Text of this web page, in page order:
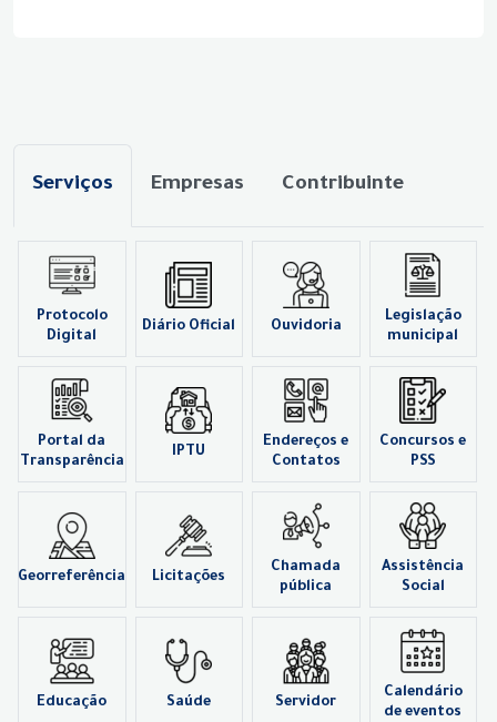
Serviços Empresas Contribuinte
Protocolo
Digital
Diário Oficial Ouvidoria
Legislação
municipal
Portal da
Transparência
IPTU
Endereços e
Contatos
Concursos e
PSS
Georreferência Licitações
Chamada
pública
Assistência
Social
Educação Saúde Servidor
Calendário
de eventos